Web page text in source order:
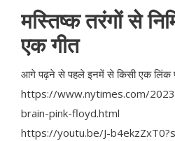
मस्तिष्क तरंगों से
एक गीत
आगे पढ़ने से पहले इनमें से किसी एक लिंक
https://www.nytimes.com/
brain-pink-floyd.html
https://youtu.be/J-